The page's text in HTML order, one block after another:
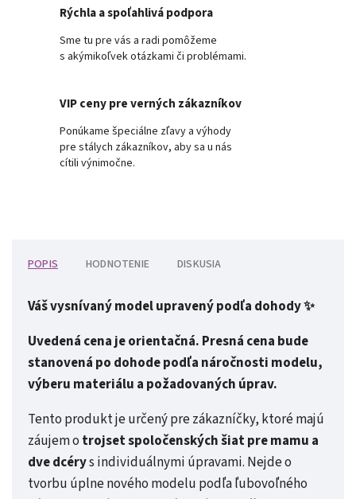
Rýchla a spoľahlivá podpora
Sme tu pre vás a radi pomôžeme
s akýmikoľvek otázkami či problémami.
VIP ceny pre verných zákazníkov
Ponúkame špeciálne zľavy a výhody
pre stálych zákazníkov, aby sa u nás
cítili výnimočne.
POPIS HODNOTENIE DISKUSIA
Váš vysnívaný model upravený podľa dohody ✨
Uvedená cena je orientačná. Presná cena bude
stanovená po dohode podľa náročnosti modelu,
výberu materiálu a požadovaných úprav.
Tento produkt je určený pre zákazníčky, ktoré majú
záujem o trojset spoločenských šiat pre mamu a
dve dcérys individuálnymi úpravami. Nejde o
tvorbu úplne nového modelu podľa ľubovoľného